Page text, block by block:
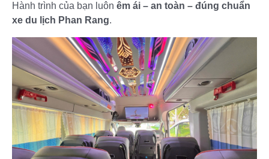
Hành trình của bạn luôn êm ái – an toàn – đúng chuẩn
xe du lịch Phan Rang.